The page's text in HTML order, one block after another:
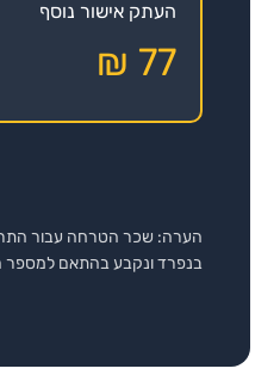
העתק אישור נוסף
77 ₪
הערה: שכר הטרחה עבור
בנפרד ונקבע בהתאם למספר